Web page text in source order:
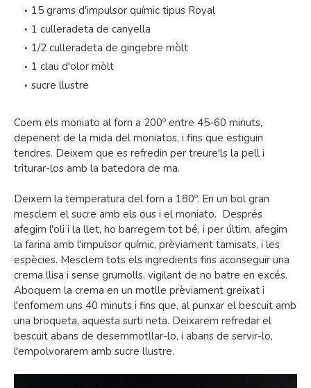
15 grams d'impulsor químic tipus Royal
1 culleradeta de canyella
1/2 culleradeta de gingebre mòlt
1 clau d'olor mòlt
sucre llustre
Coem els moniato al forn a 200º entre 45-60 minuts,
depenent de la mida del moniatos, i fins que estiguin
tendres. Deixem que es refredin per treure'ls la pell i
triturar-los amb la batedora de ma.
Deixem la temperatura del forn a 180º. En un bol gran
mesclem el sucre amb els ous i el moniato. Després
afegim l'oli i la llet, ho barregem tot bé, i per últim, afegim
la farina amb l'impulsor químic, prèviament tamisats, i les
espècies. Mesclem tots els ingredients fins aconseguir una
crema llisa i sense grumolls, vigilant de no batre en excés.
Aboquem la crema en un motlle prèviament greixat i
l'enfornem uns 40 minuts i fins que, al punxar el bescuit amb
una broqueta, aquesta surti neta. Deixarem refredar el
bescuit abans de desemmotllar-lo, i abans de servir-lo,
l'empolvorarem amb sucre llustre.